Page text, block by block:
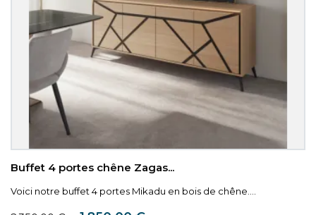
Buffet 4 portes chêne Zagas...
Voici notre buffet 4 portes Mikadu en bois de chêne....